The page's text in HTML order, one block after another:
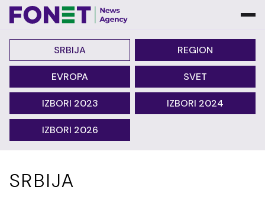
SRBIJA REGION
EVROPA SVET
IZBORI 2023 IZBORI 2024
IZBORI 2026
SRBIJA